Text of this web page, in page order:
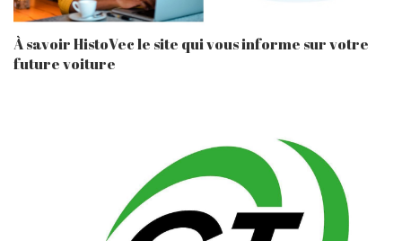
À savoir HistoVec le site qui vous informe sur votre
future voiture